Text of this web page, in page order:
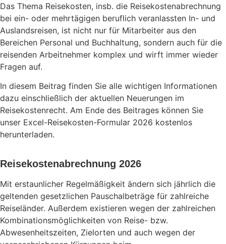
Das Thema Reisekosten, insb. die Reisekostenabrechnung
bei ein- oder mehrtägigen beruflich veranlassten In- und
Auslandsreisen, ist nicht nur für Mitarbeiter aus den
Bereichen Personal und Buchhaltung, sondern auch für die
reisenden Arbeitnehmer komplex und wirft immer wieder
Fragen auf.
In diesem Beitrag finden Sie alle wichtigen Informationen
dazu einschließlich der aktuellen Neuerungen im
Reisekostenrecht. Am Ende des Beitrages können Sie
unser Excel-Reisekosten-Formular 2026 kostenlos
herunterladen.
Reisekostenabrechnung 2026
Mit erstaunlicher Regelmäßigkeit ändern sich jährlich die
geltenden gesetzlichen Pauschalbeträge für zahlreiche
Reiseländer. Außerdem existieren wegen der zahlreichen
Kombinationsmöglichkeiten von Reise- bzw.
Abwesenheitszeiten, Zielorten und auch wegen der